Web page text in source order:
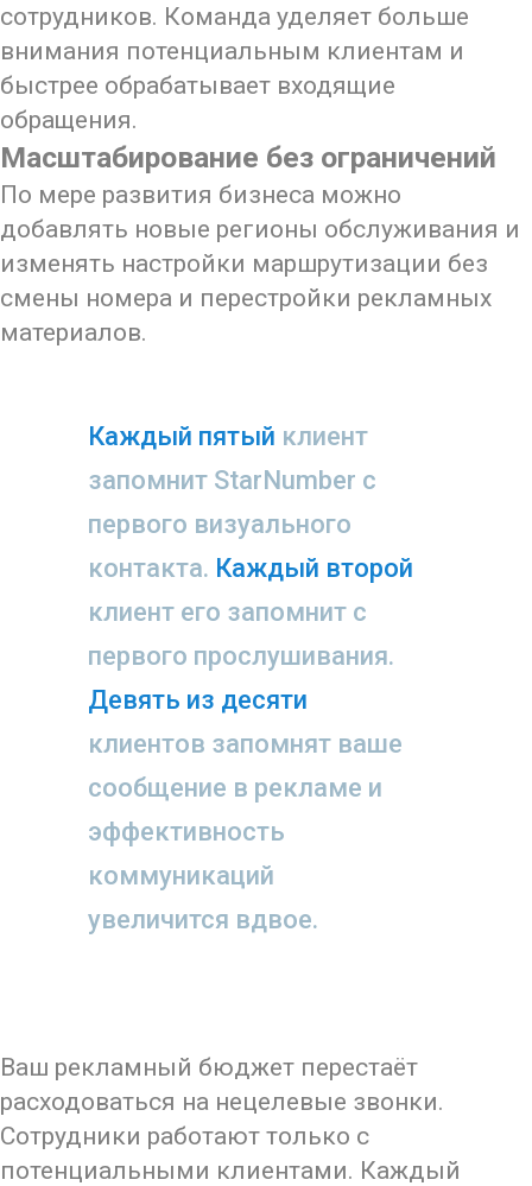
сотрудников. Команда уделяет больше
внимания потенциальным клиентам и
быстрее обрабатывает входящие
обращения.
Масштабирование без ограничений
По мере развития бизнеса можно
добавлять новые регионы обслуживания и
изменять настройки маршрутизации без
смены номера и перестройки рекламных
материалов.
Каждый пятый клиент
запомнит StarNumber с
первого визуального
контакта. Каждый второй
клиент его запомнит с
первого прослушивания.
Девять из десяти
клиентов запомнят ваше
сообщение в рекламе и
эффективность
коммуникаций
увеличится вдвое.
Ваш рекламный бюджет перестаёт
расходоваться на нецелевые звонки.
Сотрудники работают только с
потенциальными клиентами. Каждый